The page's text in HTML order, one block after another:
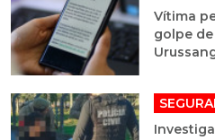
Vítima
golpe